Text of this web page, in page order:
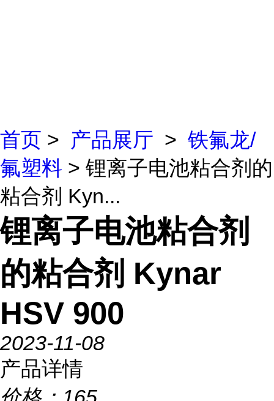
首页 > 产品展厅 > 铁氟龙/
氟塑料 > 锂离子电池粘合剂的
粘合剂 Kyn...
锂离子电池粘合剂
的粘合剂 Kynar
HSV 900
2023-11-08
产品详情